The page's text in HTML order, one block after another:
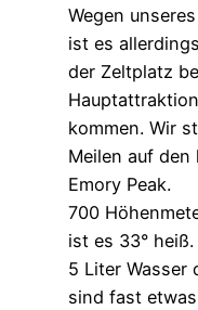
Wegen
ist es
der Zeltplatz
kommen. Wir
Meilen auf
Emory Peak.
700
ist es 33°
5 Liter Wasser
sind fast